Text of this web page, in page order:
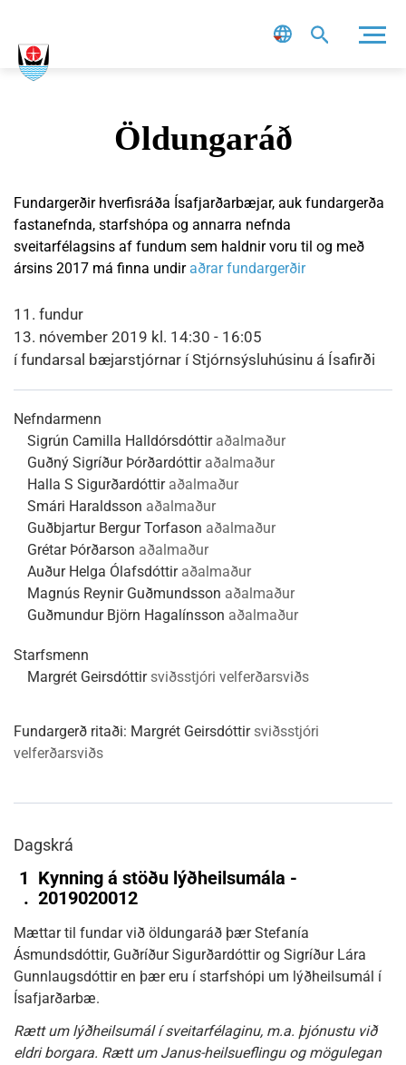
Öldungaráð
Fundargerðir hverfisráða Ísafjarðarbæjar, auk fundargerða
fastanefnda, starfshópa og annarra nefnda
sveitarfélagsins af fundum sem haldnir voru til og með
ársins 2017 má finna undir aðrar fundargerðir
11. fundur
13. nóvember 2019 kl. 14:30 - 16:05
í fundarsal bæjarstjórnar í Stjórnsýsluhúsinu á Ísafirði
Nefndarmenn
Sigrún Camilla Halldórsdóttir aðalmaður
Guðný Sigríður Þórðardóttir aðalmaður
Halla S Sigurðardóttir aðalmaður
Smári Haraldsson aðalmaður
Guðbjartur Bergur Torfason aðalmaður
Grétar Þórðarson aðalmaður
Auður Helga Ólafsdóttir aðalmaður
Magnús Reynir Guðmundsson aðalmaður
Guðmundur Björn Hagalínsson aðalmaður
Starfsmenn
Margrét Geirsdóttir sviðsstjóri velferðarsviðs
Fundargerð ritaði: Margrét Geirsdóttir sviðsstjóri
velferðarsviðs
Dagskrá
1
.
Kynning á stöðu lýðheilsumála -
2019020012
Mættar til fundar við öldungaráð þær Stefanía
Ásmundsdóttir, Guðríður Sigurðardóttir og Sigríður Lára
Gunnlaugsdóttir en þær eru í starfshópi um lýðheilsumál í
Ísafjarðarbæ.
Rætt um lýðheilsumál í sveitarfélaginu, m.a. þjónustu við
eldri borgara. Rætt um Janus-heilsueflingu og mögulegan